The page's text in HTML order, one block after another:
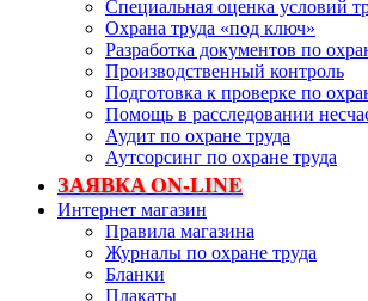
Специальная оценка условий
Охрана труда «под ключ»
Разработка документов по
Производственный контроль
Подготовка к проверке по
Помощь в расследовании
Аудит по охране труда
Аутсорсинг по охране труда
ЗАЯВКА ON-LINE
Интернет магазин
Правила магазина
Журналы по охране труда
Бланки
Плакаты